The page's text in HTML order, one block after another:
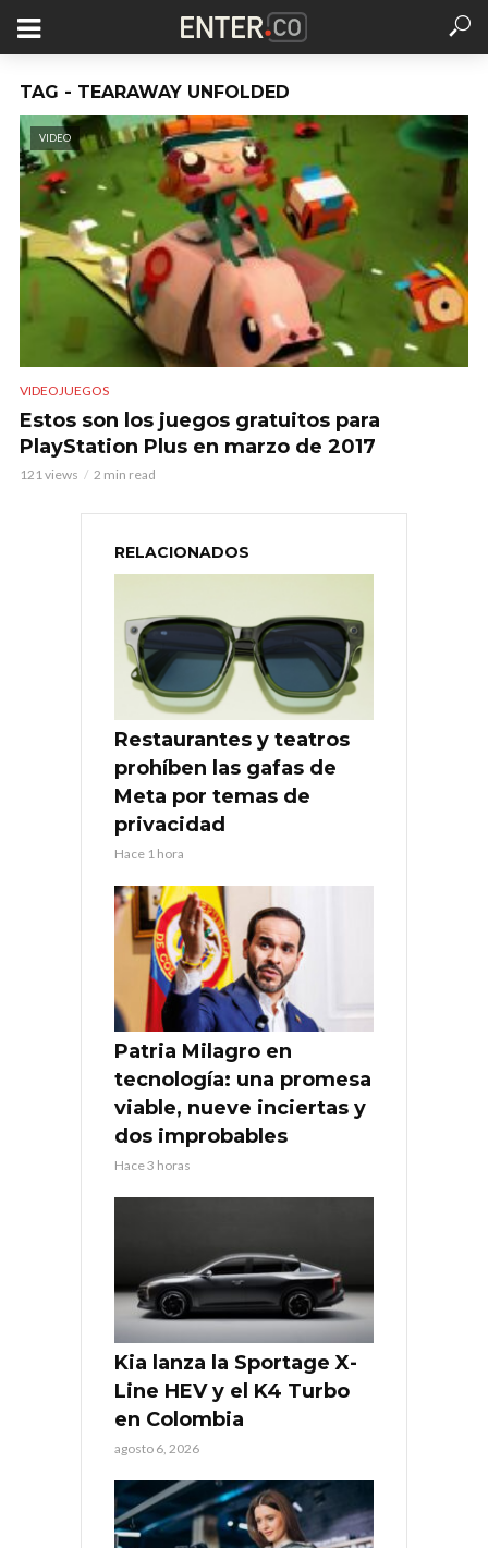
TAG - TEARAWAY UNFOLDED
VIDEO
VIDEOJUEGOS
Estos son los juegos gratuitos para
PlayStation Plus en marzo de 2017
121 views 2 min read
RELACIONADOS
Restaurantes y teatros
prohíben las gafas de
Meta por temas de
privacidad
Hace 1 hora
Patria Milagro en
tecnología: una promesa
viable, nueve inciertas y
dos improbables
Hace 3 horas
Kia lanza la Sportage X-
Line HEV y el K4 Turbo
en Colombia
agosto 6, 2026